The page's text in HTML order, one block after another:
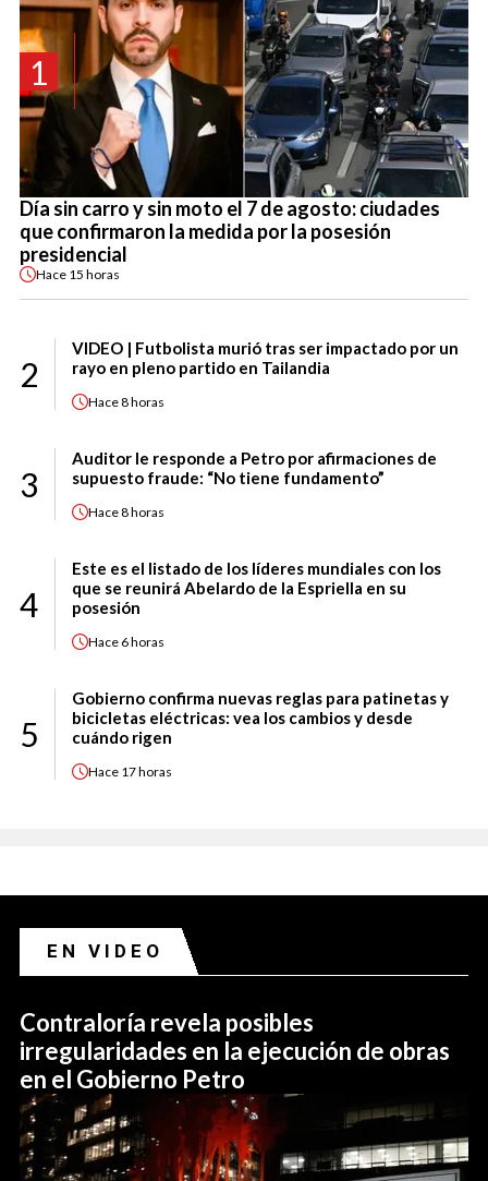
1
Día sin carro y sin moto el 7 de agosto: ciudades
que confirmaron la medida por la posesión
presidencial
Hace 15 horas
2
VIDEO | Futbolista murió tras ser impactado por un
rayo en pleno partido en Tailandia
Hace8 horas
3
Auditor le responde a Petro por afirmaciones de
supuesto fraude: “No tiene fundamento”
Hace8 horas
4
Este es el listado de los líderes mundiales con los
que se reunirá Abelardo de la Espriella en su
posesión
Hace 6 horas
5
Gobierno confirma nuevas reglas para patinetas y
bicicletas eléctricas: vea los cambios y desde
cuándo rigen
Hace 17 horas
EN VIDEO
Contraloría revela posibles
irregularidades en la ejecución de obras
en el Gobierno Petro